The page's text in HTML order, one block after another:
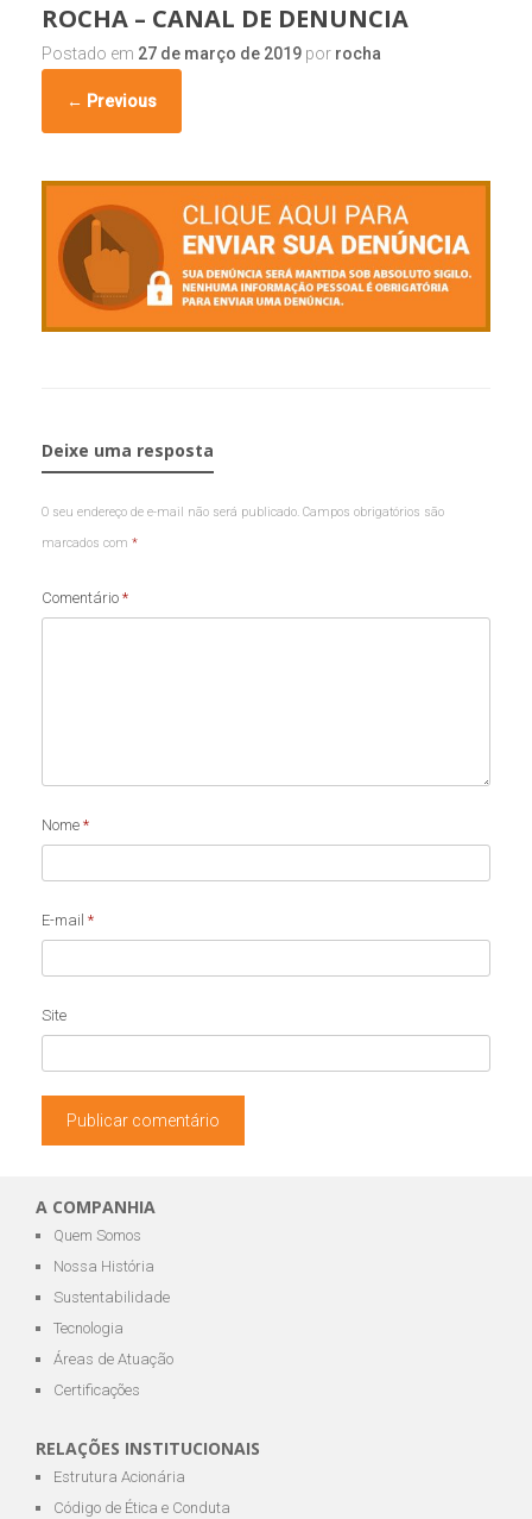
ROCHA – CANAL DE DENUNCIA
Postado em 27 de março de 2019 por rocha
← Previous
Deixe uma resposta
O seu endereço de e-mail não será publicado. Campos obrigatórios são
marcados com *
Comentário *
Nome *
E-mail *
Site
A COMPANHIA
Quem Somos
Nossa História
Sustentabilidade
Tecnologia
Áreas de Atuação
Certificações
RELAÇÕES INSTITUCIONAIS
Estrutura Acionária
Código de Ética e Conduta